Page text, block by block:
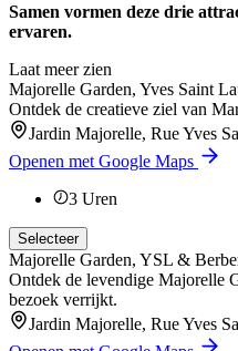
Samen vormen deze drie
ervaren.
Laat meer zien
Majorelle Garden, Yves Saint
Ontdek de creatieve ziel van
Jardin Majorelle, Rue Yves
Openen met Google Maps
3 Uren
Selecteer
Majorelle Garden, YSL &
Ontdek de levendige Majorelle
bezoek verrijkt.
Jardin Majorelle, Rue Yves